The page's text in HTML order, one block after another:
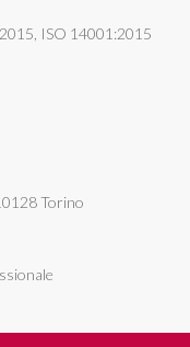
ISO 14001:2015
Torino